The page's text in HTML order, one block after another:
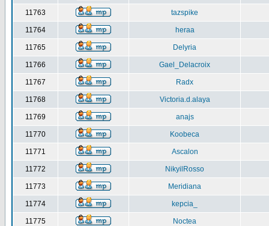
11763 tazspike
11764 heraa
11765 Delyria
11766 Gael_Delacroix
11767 Radx
11768 Victoria.d.alaya
11769 anajs
11770 Koobeca
11771 Ascalon
11772 NikyilRosso
11773 Meridiana
11774 kepcia_
11775 Noctea